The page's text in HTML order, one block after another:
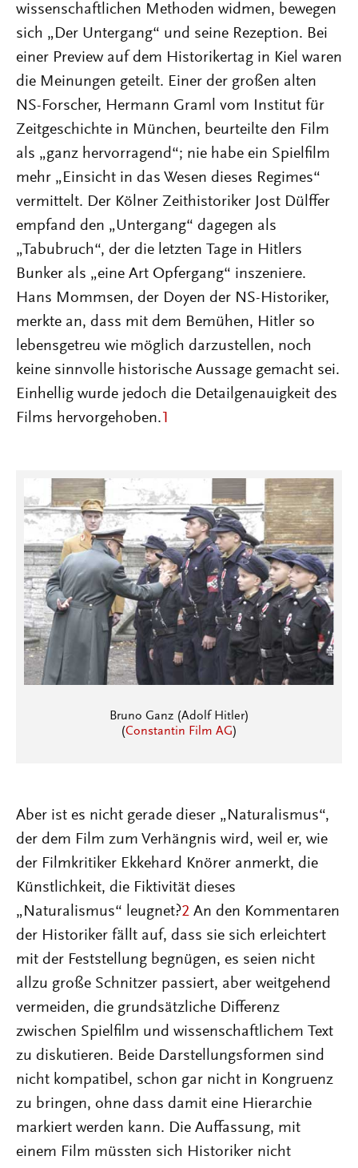
wissenschaftlichen Methoden widmen, bewegen
sich „Der Untergang“ und seine Rezeption. Bei
einer Preview auf dem Historikertag in Kiel waren
die Meinungen geteilt. Einer der großen alten
NS-Forscher, Hermann Graml vom Institut für
Zeitgeschichte in München, beurteilte den Film
als „ganz hervorragend“; nie habe ein Spielfilm
mehr „Einsicht in das Wesen dieses Regimes“
vermittelt. Der Kölner Zeithistoriker Jost Dülffer
empfand den „Untergang“ dagegen als
„Tabubruch“, der die letzten Tage in Hitlers
Bunker als „eine Art Opfergang“ inszeniere.
Hans Mommsen, der Doyen der NS-Historiker,
merkte an, dass mit dem Bemühen, Hitler so
lebensgetreu wie möglich darzustellen, noch
keine sinnvolle historische Aussage gemacht sei.
Einhellig wurde jedoch die Detailgenauigkeit des
Films hervorgehoben. 1
Bruno Ganz (Adolf Hitler)
(Constantin Film AG)
Aber ist es nicht gerade dieser „Naturalismus“,
der dem Film zum Verhängnis wird, weil er, wie
der Filmkritiker Ekkehard Knörer anmerkt, die
Künstlichkeit, die Fiktivität dieses
„Naturalismus“ leugnet?2 An den Kommentaren
der Historiker fällt auf, dass sie sich erleichtert
mit der Feststellung begnügen, es seien nicht
allzu große Schnitzer passiert, aber weitgehend
vermeiden, die grundsätzliche Differenz
zwischen Spielfilm und wissenschaftlichem Text
zu diskutieren. Beide Darstellungsformen sind
nicht kompatibel, schon gar nicht in Kongruenz
zu bringen, ohne dass damit eine Hierarchie
markiert werden kann. Die Auffassung, mit
einem Film müssten sich Historiker nicht